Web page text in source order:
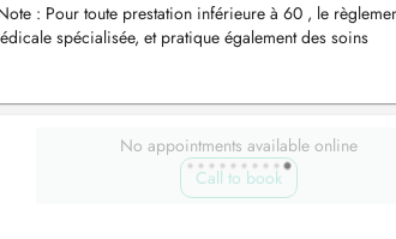
: Pour toute prestation inférieure à 60 , le
spécialisée, et pratique également des soins
No appointments available online
Call to book